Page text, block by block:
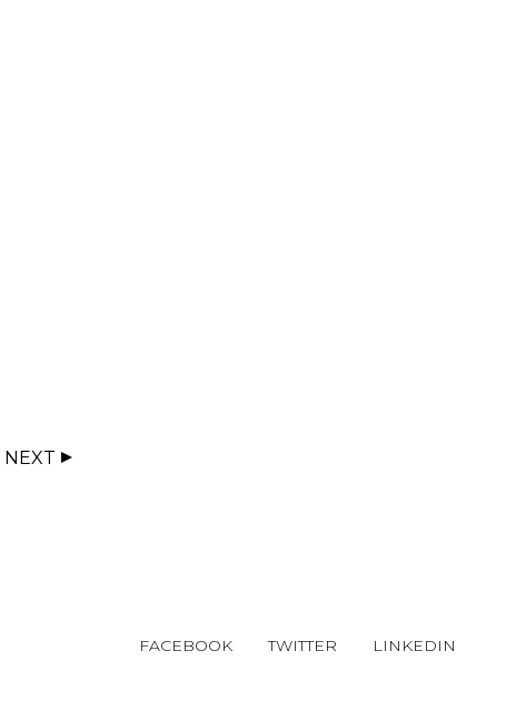
NEXT
FACEBOOK TWITTER LINKEDIN